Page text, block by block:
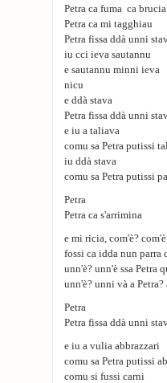
Petra ca fuma ca brucia
Petra ca mi tagghiau
Petra fissa ddà unni
iu cci ieva sautannu
e sautannu minni ieva
nicu
e ddà stava
Petra fissa ddà unni
e iu a taliava
comu sa Petra putissi
iu ddà stava
comu sa Petra putissi
Petra
Petra ca s'arrimina
e mi ricia, com'è?
fossi ca idda nun
unn'è? unn'è ssa Petra
unn'è? unni và a
Petra
Petra fissa ddà unni
e iu a vulia abbrazzari
comu sa Petra putissi
comu si fussi carni